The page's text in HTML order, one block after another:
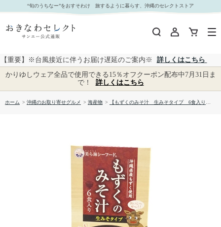
【もずくのみそ汁 生みそタイプ 6食入り（化粧箱）】※沖縄県産 もずく使用｜おきなわセ
レクト サンエー公式通販
“旬のうちなー”をおすそわけ 旅するように暮らす、沖縄のセレクトストア
【重要】※台風接近に伴うお届け遅延のご案内※
詳しくはこちら
かりゆしウェア全品で使用できる15％オフクーポン配布中7月31日ま
で！
詳しくはこちら
ホーム > 沖縄のお取り寄せグルメ > 海産物 > 【もずくのみそ汁 生みそタイプ 6食入り（化粧箱）】※沖縄県産 もずく使用